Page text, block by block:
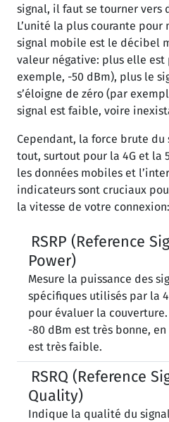
signal, il faut se tourner vers
L’unité la plus courante pour
signal mobile est le décibel
valeur négative: plus elle est
exemple, -50 dBm), plus le
s’éloigne de zéro (par
signal est faible, voire
Cependant, la force brute
tout, surtout pour la 4G et la
les données mobiles et
indicateurs sont cruciaux
la vitesse de votre connexion:
RSRP (Reference
Power)
Mesure la puissance des
spécifiques utilisés par la
pour évaluer la
-80 dBm est très bonne, en
est très faible.
RSRQ (Reference
Quality)
Indique la qualité du